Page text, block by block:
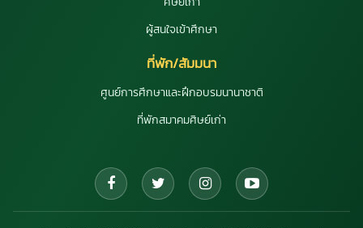
ผู้สนใจเข้าศึกษา
ที่พัก/สัมมนา
ศูนย์การศึกษาและฝึกอบรมนานาชาติ
ที่พักสมาคมศิษย์เก่า